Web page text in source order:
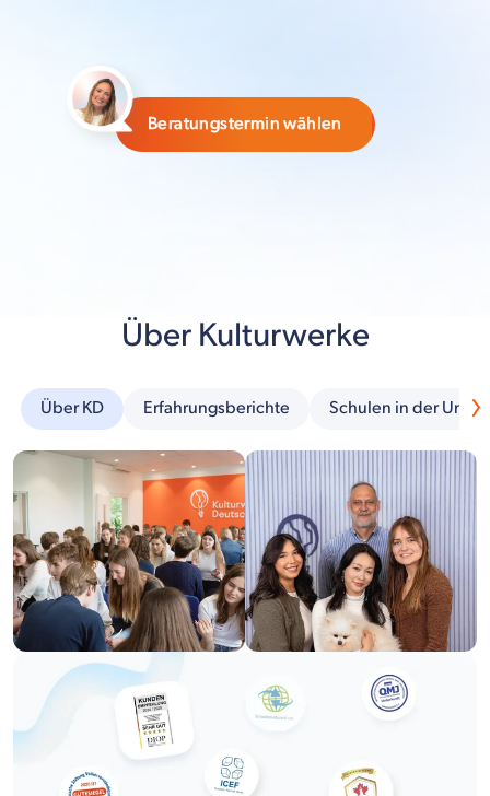
Beratungstermin wählen
Über Kulturwerke
Über KD Erfahrungsberichte Schulen in der